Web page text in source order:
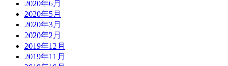
2020年6月
2020年5月
2020年3月
2020年2月
2019年12月
2019年11月